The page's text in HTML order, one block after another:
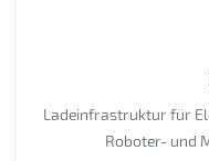
Ladeinfrastruktur für
Roboter- und